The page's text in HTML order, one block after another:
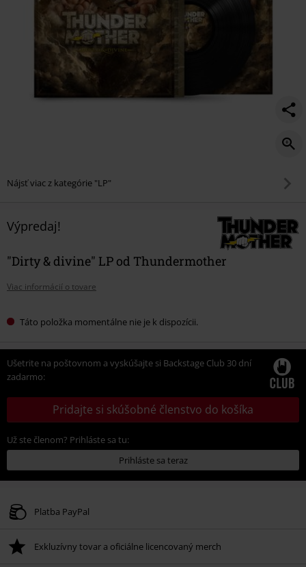
Nájsť viac z kategórie "LP"
Výpredaj!
"Dirty & divine" LP od Thundermother
Viac informácií o tovare
Táto položka momentálne nie je k dispozícii.
Ušetrite na poštovnom a vyskúšajte si Backstage Club 30 dní
zadarmo:
Pridajte si skúšobné členstvo do košíka
Už ste členom? Prihláste sa tu:
Prihláste sa teraz
Platba PayPal
Exkluzívny tovar a oficiálne licencovaný merch